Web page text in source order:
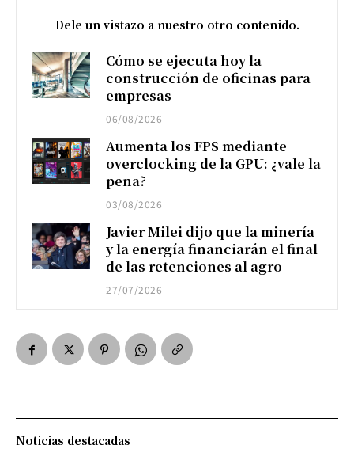
Dele un vistazo a nuestro otro contenido.
Cómo se ejecuta hoy la
construcción de oficinas para
empresas
06/08/2026
Aumenta los FPS mediante
overclocking de la GPU: ¿vale la
pena?
03/08/2026
Javier Milei dijo que la minería
y la energía financiarán el final
de las retenciones al agro
27/07/2026
Noticias destacadas